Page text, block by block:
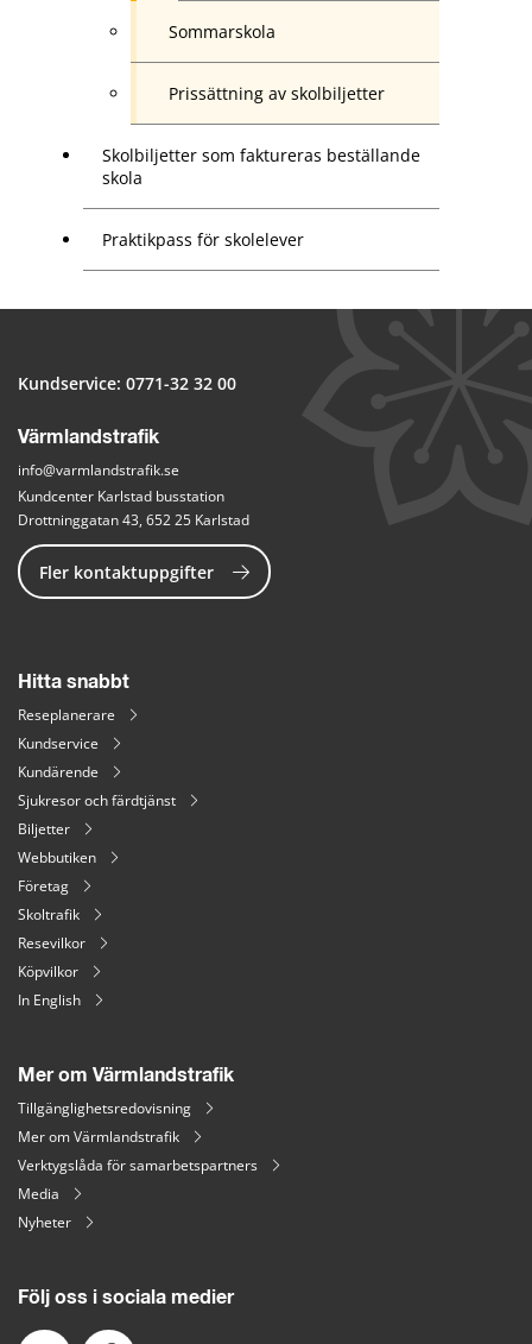
Sommarskola
Prissättning av skolbiljetter
Skolbiljetter som faktureras beställande
skola
Praktikpass för skolelever
Kundservice: 0771-32 32 00
Värmlandstrafik
info@varmlandstrafik.se
Kundcenter Karlstad busstation
Drottninggatan 43, 652 25 Karlstad
Fler kontaktuppgifter
Hitta snabbt
Reseplanerare
Kundservice
Kundärende
Sjukresor och färdtjänst
Biljetter
Webbutiken
Företag
Skoltrafik
Resevilkor
Köpvilkor
In English
Mer om Värmlandstrafik
Tillgänglighetsredovisning
Mer om Värmlandstrafik
Verktygslåda för samarbetspartners
Media
Nyheter
Följ oss i sociala medier